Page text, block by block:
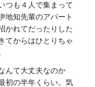
つも４人で集まって
地知先輩のアパート
かれてだったりした
てからはひとりちゃ
んて大丈夫なのか
初の半年くらい。気